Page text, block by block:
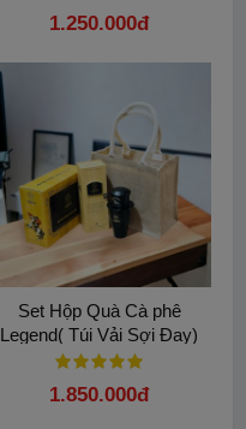
tạo
1.250.000đ
Set Hộp Quà Cà phê
Legend( Túi Vải Sợi Đay)
1.850.000đ